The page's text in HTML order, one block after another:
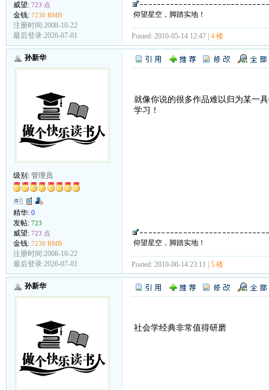
威望: 723 点
金钱: 7230 RMB
注册时间:2008-10-22
最后登录:2026-07-01
仰望星空，脚踏实地！
Posted: 2010-05-14 12:47 | 4 楼
孙新华
级别: 管理员
精华: 0
发帖: 723
威望: 723 点
金钱: 7230 RMB
注册时间:2008-10-22
最后登录:2026-07-01
就像你说的很多作品难以归为某一
学习！
仰望星空，脚踏实地！
Posted: 2010-06-14 23:11 | 5 楼
孙新华
社会学经典非常值得研磨